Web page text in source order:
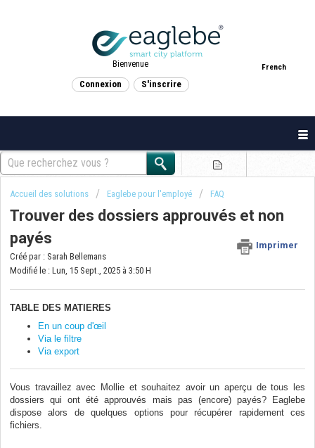
French
Bienvenue
Connexion S'inscrire
Accueil des solutions Eaglebe pour l'employé FAQ
Trouver des dossiers approuvés et non
payés
Imprimer
Créé par : Sarah Bellemans
Modifié le : Lun, 15 Sept., 2025 à 3:50 H
TABLE DES MATIERES
En un coup d'œil
Via le filtre
Via export
Vous travaillez avec Mollie et souhaitez avoir un aperçu de tous les
dossiers qui ont été approuvés mais pas (encore) payés? Eaglebe
dispose alors de quelques options pour récupérer rapidement ces
fichiers.